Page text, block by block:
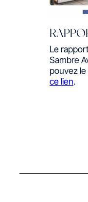
Le
Sambre
pouvez
ce lien.